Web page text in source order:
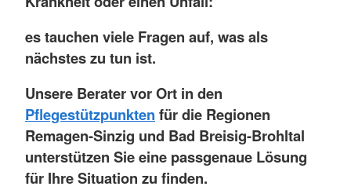
es tauchen viele Fragen auf, was als
nächstes zu tun ist.
Unsere Berater vor Ort in den
Pflegestützpunkten für die Regionen
Remagen-Sinzig und Bad Breisig-Brohltal
unterstützen Sie eine passgenaue Lösung
für Ihre Situation zu finden.